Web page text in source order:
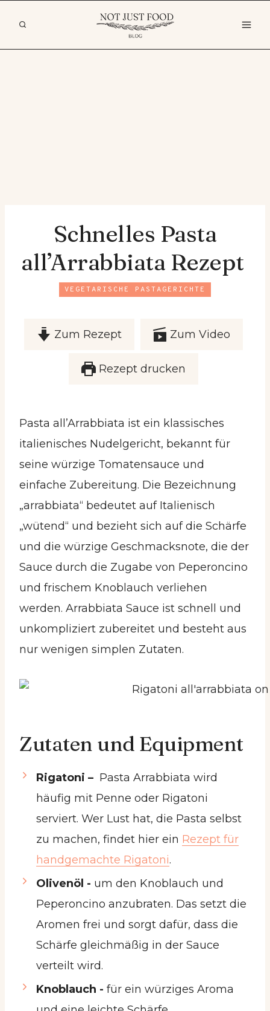
Inhalt
springen
Schnelles Pasta
all’Arrabbiata Rezept
VEGETARISCHE PASTAGERICHTE
Zum Rezept Zum Video
Rezept drucken
Pasta all’Arrabbiata ist ein klassisches
italienisches Nudelgericht, bekannt für
seine würzige Tomatensauce und
einfache Zubereitung. Die Bezeichnung
„arrabbiata“ bedeutet auf Italienisch
„wütend“ und bezieht sich auf die Schärfe
und die würzige Geschmacksnote, die der
Sauce durch die Zugabe von Peperoncino
und frischem Knoblauch verliehen
werden. Arrabbiata Sauce ist schnell und
unkompliziert zubereitet und besteht aus
nur wenigen simplen Zutaten.
Zutaten und Equipment
Rigatoni – Pasta Arrabbiata wird
häufig mit Penne oder Rigatoni
serviert. Wer Lust hat, die Pasta selbst
zu machen, findet hier ein Rezept für
handgemachte Rigatoni.
Olivenöl - um den Knoblauch und
Peperoncino anzubraten. Das setzt die
Aromen frei und sorgt dafür, dass die
Schärfe gleichmäßig in der Sauce
verteilt wird.
Knoblauch - für ein würziges Aroma